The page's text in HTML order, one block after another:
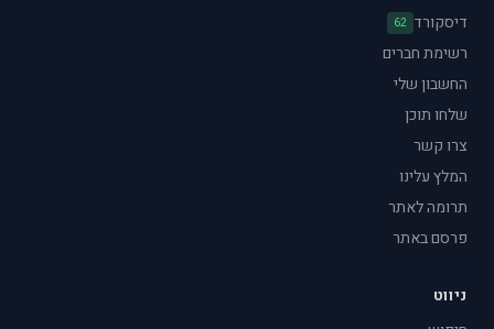
דיסקורד 62
רשימת חברים
החשבון שלי
שלחו תוכן
צרו קשר
המלץ עלינו
תרומה לאתר
פרסם באתר
ניווט